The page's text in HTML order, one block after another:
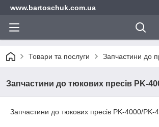
www.bartoschuk.com.ua
Товари та послуги Запчастини до
Запчастини до тюкових пресів PK-
Запчастини до тюкових пресів PK-4000/PK-